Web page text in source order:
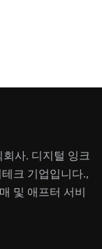
사. 디지털 잉크
크 기업입니다.,
및 애프터 서비